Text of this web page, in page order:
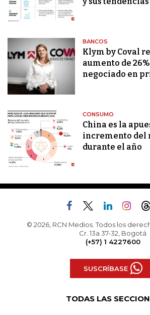
BANCOS
Klym by Coval
aumento de
negociado en
CONSUMO
China es la
incremento del
durante el año
© 2026, RCN Medios. Todos los
Cr. 13a 37-32, Bogotá
(+57) 1 4227600
SUSCRÍBASE
TODAS LAS